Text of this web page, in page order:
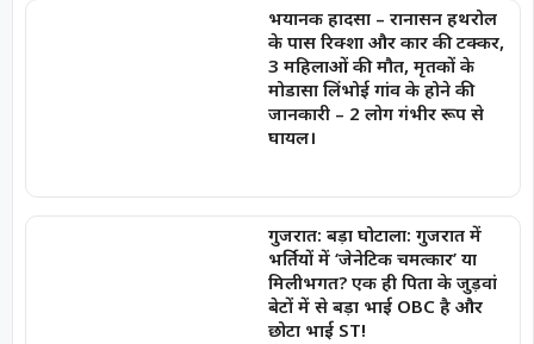
भयानक हादसा – रानासन हथरोल
के पास रिक्शा और कार की टक्कर,
3 महिलाओं की मौत, मृतकों के
मोडासा लिंभोई गांव के होने की
जानकारी – 2 लोग गंभीर रूप से
घायल।
गुजरात: बड़ा घोटाला: गुजरात में
भर्तियों में ‘जेनेटिक चमत्कार’ या
मिलीभगत? एक ही पिता के जुड़वां
बेटों में से बड़ा भाई OBC है और
छोटा भाई ST!